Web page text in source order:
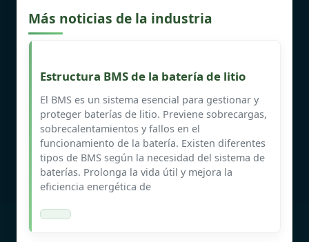
Más noticias de la industria
Estructura BMS de la batería de litio
El BMS es un sistema esencial para gestionar y
proteger baterías de litio. Previene sobrecargas,
sobrecalentamientos y fallos en el
funcionamiento de la batería. Existen diferentes
tipos de BMS según la necesidad del sistema de
baterías. Prolonga la vida útil y mejora la
eficiencia energética de